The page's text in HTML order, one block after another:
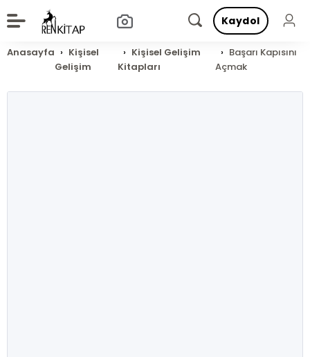
Kaydol
Anasayfa
Kişisel
Gelişim
Kişisel Gelişim
Kitapları
Başarı Kapısını
Açmak